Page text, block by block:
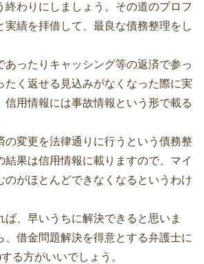
終わりにしましょう。その道のプロフ
実績を拝借して、最良な債務整理をし
あったりキャッシング等の返済で参っ
たく返せる見込みがなくなった際に実
信用情報には事故情報という形で載る
の変更を法律通りに行うという債務整
結果は信用情報に載りますので、マイ
のがほとんどできなくなるというわけ
ば、早いうちに解決できると思いま
、借金問題解決を得意とする弁護士に
る方がいいでしょう。